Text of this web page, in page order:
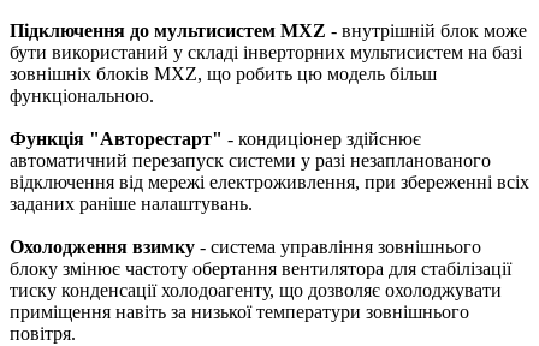
Підключення до мультисистем MXZ - внутрішній блок може
бути використаний у складі інверторних мультисистем на базі
зовнішніх блоків MXZ, що робить цю модель більш
функціональною.
Функція "Авторестарт" - кондиціонер здійснює
автоматичний перезапуск системи у разі незапланованого
відключення від мережі електроживлення, при збереженні всіх
заданих раніше налаштувань.
Охолодження взимку - система управління зовнішнього
блоку змінює частоту обертання вентилятора для стабілізації
тиску конденсації холодоагенту, що дозволяє охолоджувати
приміщення навіть за низької температури зовнішнього
повітря.